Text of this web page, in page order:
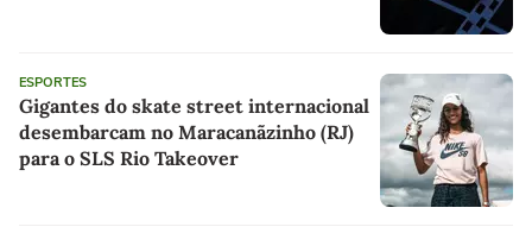
ESPORTES
Gigantes do skate street internacional
desembarcam no Maracanãzinho (RJ)
para o SLS Rio Takeover